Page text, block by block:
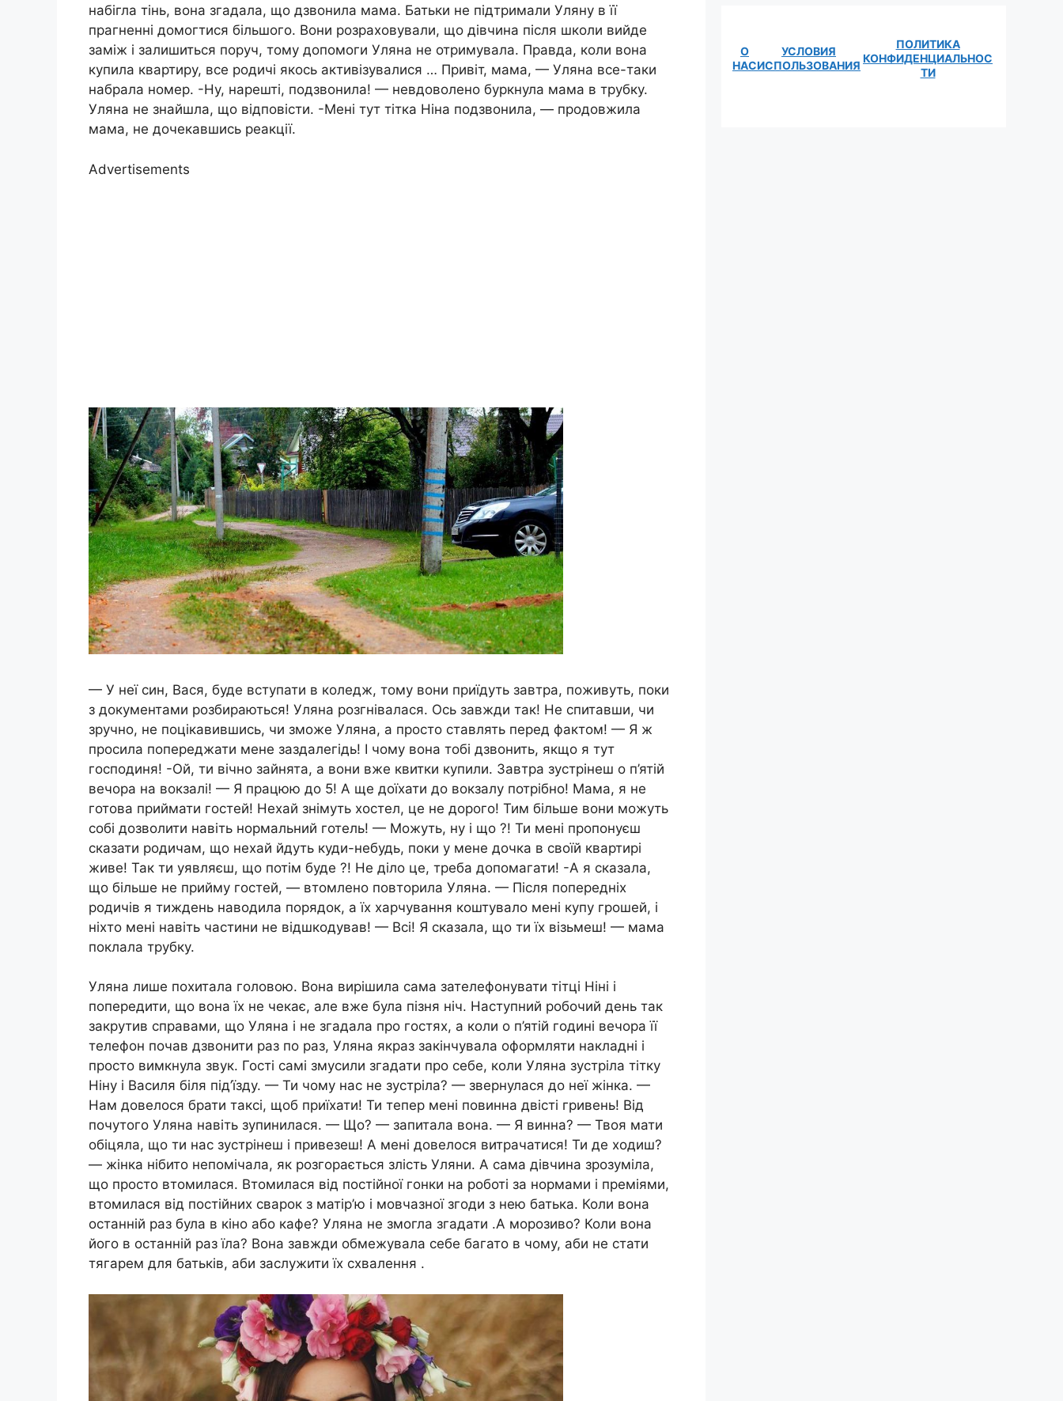
набігла тінь, вона згадала, що дзвонила мама. Батьки не підтримали Уляну в її
прагненні домогтися більшого. Вони розраховували, що дівчина після школи вийде
заміж і залишиться поруч, тому допомоги Уляна не отримувала. Правда, коли вона
купила квартиру, все родичі якось активізувалися … Привіт, мама, — Уляна все-таки
набрала номер. -Ну, нарешті, подзвонила! — невдоволено буркнула мама в трубку.
Уляна не знайшла, що відповісти. -Мені тут тітка Ніна подзвонила, — продовжила
мама, не дочекавшись реакції.
Advertisements
— У неї син, Вася, буде вступати в коледж, тому вони приїдуть завтра, поживуть, поки
з документами розбираються! Уляна розгнівалася. Ось завжди так! Не спитавши, чи
зручно, не поцікавившись, чи зможе Уляна, а просто ставлять перед фактом! — Я ж
просила попереджати мене заздалегідь! І чому вона тобі дзвонить, якщо я тут
господиня! -Ой, ти вічно зайнята, а вони вже квитки купили. Завтра зустрінеш о п’ятій
вечора на вокзалі! — Я працюю до 5! А ще доїхати до вокзалу потрібно! Мама, я не
готова приймати гостей! Нехай знімуть хостел, це не дорого! Тим більше вони можуть
собі дозволити навіть нормальний готель! — Можуть, ну і що ?! Ти мені пропонуєш
сказати родичам, що нехай йдуть куди-небудь, поки у мене дочка в своїй квартирі
живе! Так ти уявляєш, що потім буде ?! Не діло це, треба допомагати! -А я сказала,
що більше не прийму гостей, — втомлено повторила Уляна. — Після попередніх
родичів я тиждень наводила порядок, а їх харчування коштувало мені купу грошей, і
ніхто мені навіть частини не відшкодував! — Всі! Я сказала, що ти їх візьмеш! — мама
поклала трубку.
Уляна лише похитала головою. Вона вирішила сама зателефонувати тітці Ніні і
попередити, що вона їх не чекає, але вже була пізня ніч. Наступний робочий день так
закрутив справами, що Уляна і не згадала про гостях, а коли о п’ятій годині вечора її
телефон почав дзвонити раз по раз, Уляна якраз закінчувала оформляти накладні і
просто вимкнула звук. Гості самі змусили згадати про себе, коли Уляна зустріла тітку
Ніну і Василя біля під’їзду. — Ти чому нас не зустріла? — звернулася до неї жінка. —
Нам довелося брати таксі, щоб приїхати! Ти тепер мені повинна двісті гривень! Від
почутого Уляна навіть зупинилася. — Що? — запитала вона. — Я винна? — Твоя мати
обіцяла, що ти нас зустрінеш і привезеш! А мені довелося витрачатися! Ти де ходиш?
— жінка нібито непомічала, як розгорається злість Уляни. А сама дівчина зрозуміла,
що просто втомилася. Втомилася від постійної гонки на роботі за нормами і преміями,
втомилася від постійних сварок з матір’ю і мовчазної згоди з нею батька. Коли вона
останній раз була в кіно або кафе? Уляна не змогла згадати .А морозиво? Коли вона
його в останній раз їла? Вона завжди обмежувала себе багато в чому, аби не стати
тягарем для батьків, аби заслужити їх схвалення .
О
НАС
УСЛОВИЯ
ИСПОЛЬЗОВАНИЯ
ПОЛИТИКА
КОНФИДЕНЦИАЛЬНОС
ТИ